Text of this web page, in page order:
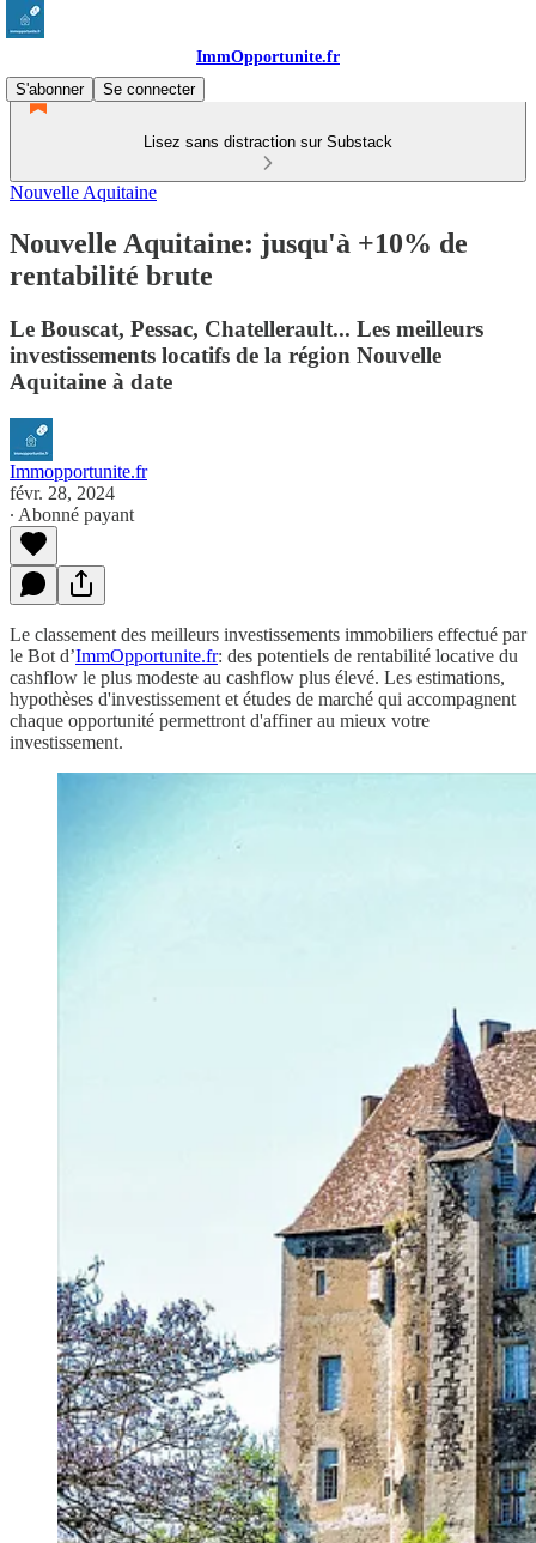
ImmOpportunite.fr
S'abonner
Se connecter
Lisez sans distraction sur Substack
Nouvelle Aquitaine
Nouvelle Aquitaine: jusqu'à +10% de
rentabilité brute
Le Bouscat, Pessac, Chatellerault... Les meilleurs
investissements locatifs de la région Nouvelle
Aquitaine à date
Immopportunite.fr
févr. 28, 2024
∙ Abonné payant
Le classement des meilleurs investissements immobiliers effectué par
le Bot d’ImmOpportunite.fr: des potentiels de rentabilité locative du
cashflow le plus modeste au cashflow plus élevé. Les estimations,
hypothèses d'investissement et études de marché qui accompagnent
chaque opportunité permettront d'affiner au mieux votre
investissement.